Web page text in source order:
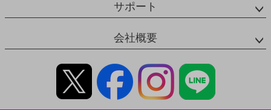
サポート
会社概要